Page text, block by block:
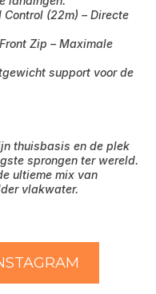
Control (22m) – Directe
Zip – Maximale
support voor de
thuisbasis en de plek
sprongen ter wereld.
ultieme mix van
vlakwater.